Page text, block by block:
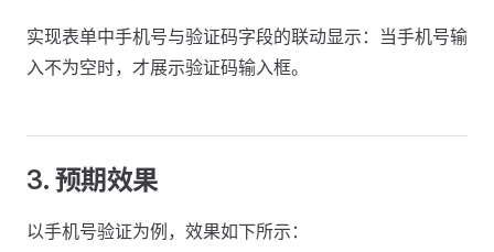
实现表单中手机号与验证码字段的联动显示：当手机号输
入不为空时，才展示验证码输入框。
3. 预期效果
以手机号验证为例，效果如下所示：